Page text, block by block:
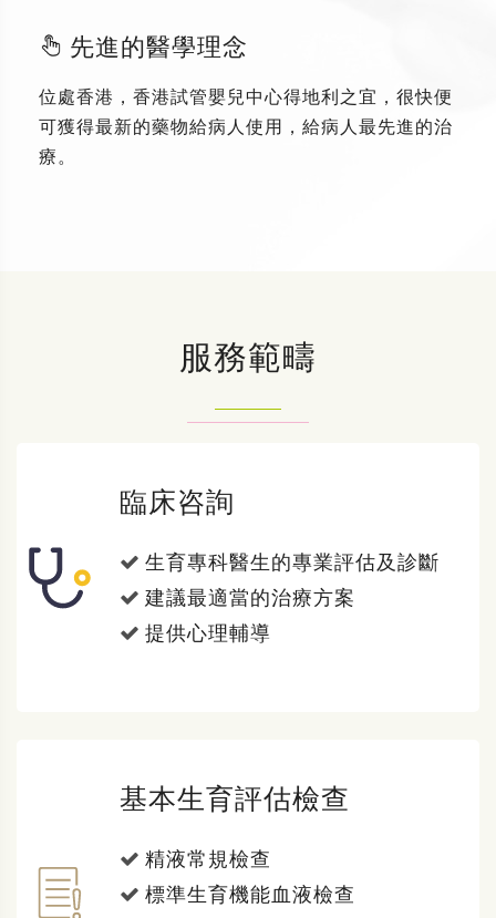
先進的醫學理念
位處香港，香港試管嬰兒中心得地利之宜，很快便
可獲得最新的藥物給病人使用，給病人最先進的治
療。
服務範疇
臨床咨詢
生育專科醫生的專業評估及診斷
建議最適當的治療方案
提供心理輔導
基本生育評估檢查
精液常規檢查
標準生育機能血液檢查